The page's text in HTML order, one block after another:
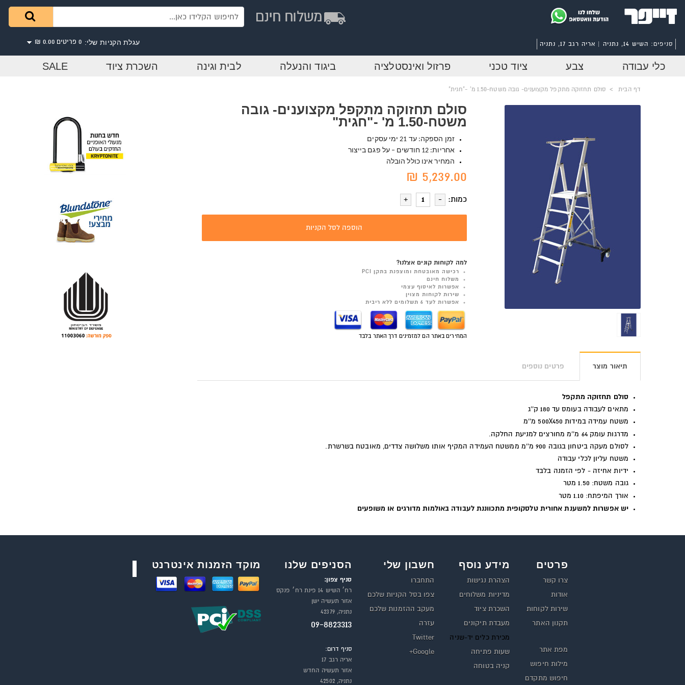
עגלת הקניות שלי: 0 פריטים 0.00 ₪ סניפים: השיש 14, נתניה | אריה רגב 17, נתניה
כלי עבודה צבע ציוד טכני פרזול ואינסטלציה ביגוד והנעלה לבית וגינה השכרת ציוד SALE
דף הבית > סולם תחזוקה מתקפל מקצוענים- גובה משטח-1.50 מ' -"חגית"
סולם תחזוקה מתקפל מקצוענים- גובה
משטח-1.50 מ' -"חגית"
זמן הספקה: עד 21 ימי עסקים
אחריות: 12 חודשים – על פגם בייצור
המחיר אינו כולל הובלה
5,239.00 ₪
כמות:
הוספה לסל הקניות
למה לקוחות קונים אצלנו?
רכישה מאובטחת ומוצפנת בתקן PCI
משלוח חינם
אפשרות לאיסוף עצמי
שירות לקוחות מצוין
אפשרות לעד 6 תשלומים ללא ריבית
המחירים באתר הם למזמינים דרך האתר בלבד
תיאור מוצר פרטים נוספים
סולם תחזוקה מתקפל
מתאים לעבודה בעומס עד 180 ק''ג
משטח עמידה במידות 500X450 מ''מ
מדרגות עומק 64 מ''מ מחורצים למניעת החלקה.
לסולם מעקה ביטחון בגובה 900 מ''מ ממשטח העמידה המקיף אותו משלושה צדדים, מאובטח בשרשרת.
משטח עליון לכלי עבודה
ידיות אחיזה - לפי הזמנה בלבד
גובה משטח: 1.50 מטר
אורך המיפתח: 1.10 מטר
יש אפשרות למשענת אחורית טלסקופית מתכווננת לעבודה באולמות מדורגים או משופעים
פרטים
צרו קשר
אודות
שירות לקוחות
תקנון האתר
מפת אתר
מילות חיפוש
חיפוש מתקדם
מידע נוסף
הצהרת נגישות
מדיניות משלוחים
השכרת ציוד
מעבדת תיקונים
מכירת כלים יד-שניה
שעות פתיחה
קניה בטוחה
חשבון שלי
התחברו
צפו בסל הקניות שלכם
מעקב ההזמנות שלכם
עזרה
Twitter
Google+
הסניפים שלנו
סניף צפון:
רח׳ השיש 14 פינת רח׳ פנקס
אזור תעשיה ישן
נתניה, 42379
09-8823313
סניף דרום:
אריה רגב 17
אזור תעשיה החדש
נתניה, 42502
מוקד הזמנות אינטרנט